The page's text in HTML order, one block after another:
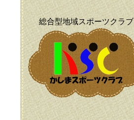
総合型地域スポーツクラブ